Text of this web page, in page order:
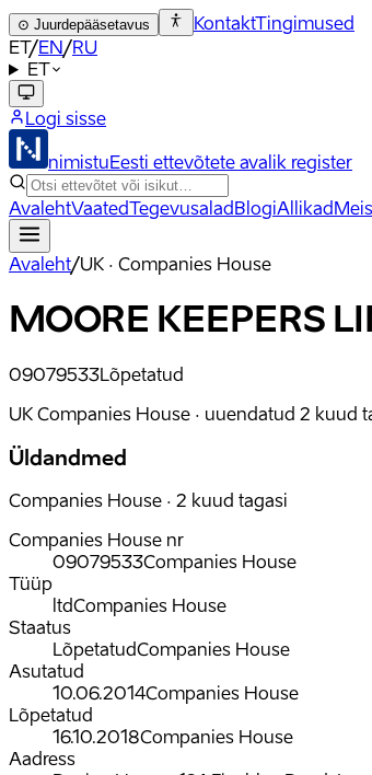
⊙ Juurdepääsetavus KontaktTingimused
ET/EN/RU
ET
Logi sisse
nimistuEesti ettevõtete avalik register
AvalehtVaatedTegevusaladBlogiAllikad
Avaleht/UK · Companies House
MOORE KEEPERS
09079533Lõpetatud
UK Companies House · uuendatud 2 kuud
Üldandmed
Companies House · 2 kuud tagasi
Companies House nr
09079533Companies House
Tüüp
ltdCompanies House
Staatus
LõpetatudCompanies House
Asutatud
10.06.2014Companies House
Lõpetatud
16.10.2018Companies House
Aadress